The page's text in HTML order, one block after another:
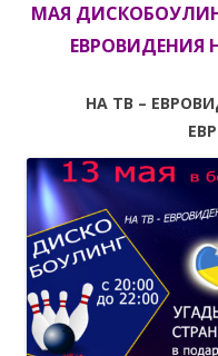
МАЯ
ЕВРОВИДЕНИЯ
НА ТВ –